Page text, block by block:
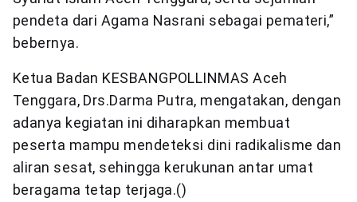
pendeta dari Agama Nasrani sebagai pemateri,”
bebernya.
Ketua Badan KESBANGPOLLINMAS Aceh
Tenggara, Drs.Darma Putra, mengatakan, dengan
adanya kegiatan ini diharapkan membuat
peserta mampu mendeteksi dini radikalisme dan
aliran sesat, sehingga kerukunan antar umat
beragama tetap terjaga.()